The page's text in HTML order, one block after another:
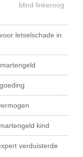
letselschade in
kind
verduisterde